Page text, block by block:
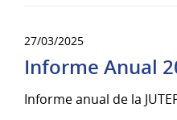
27/03/2025
Informe Anual
Informe anual de la